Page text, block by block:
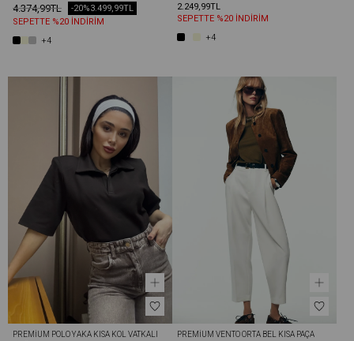
4.374,99TL 3.499,99TL
-20%
SEPETTE %20 İNDİRİM
+4
2.249,99TL
SEPETTE %20 İNDİRİM
+4
PREMIUM POLO YAKA KISA KOL VATKALI
PREMIUM VENTO ORTA BEL KISA PAÇA